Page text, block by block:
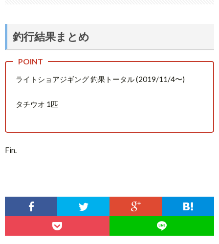
釣行結果まとめ
ライトショアジギング 釣果トータル (2019/11/4〜)
タチウオ 1匹
Fin.